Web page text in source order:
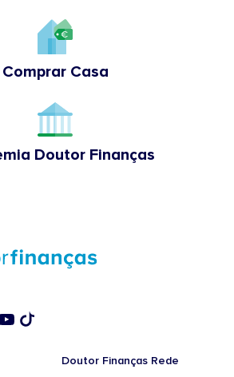
Comprar Casa
Doutor Finanças
Doutor Finanças Rede